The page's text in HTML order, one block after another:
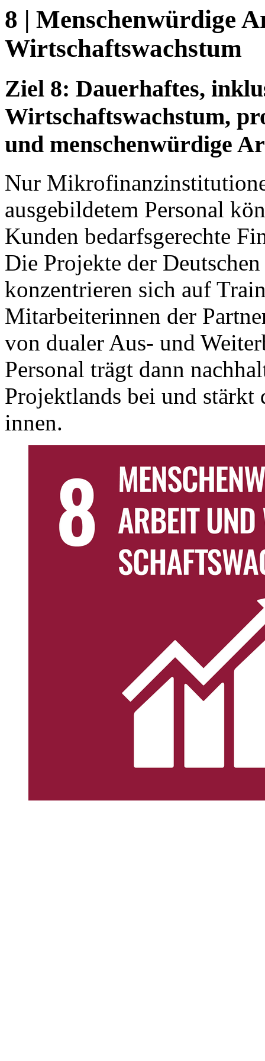
8 | Menschenwürdige
Wirtschaftswachstum
Ziel 8: Dauerhaftes,
Wirtschaftswachstum,
und menschenwürdige
Nur
ausgebildetem Personal
Kunden bedarfsgerechte
Die Projekte der
konzentrieren sich auf
Mitarbeiterinnen der
von dualer Aus- und
Personal trägt dann
Projektlands bei und
innen.